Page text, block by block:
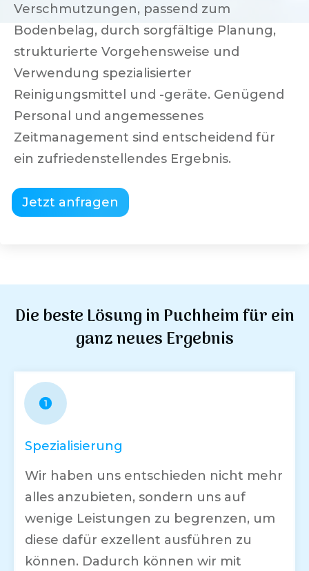
Verschmutzungen, passend zum
Bodenbelag, durch sorgfältige Planung,
strukturierte Vorgehensweise und
Verwendung spezialisierter
Reinigungsmittel und -geräte. Genügend
Personal und angemessenes
Zeitmanagement sind entscheidend für
ein zufriedenstellendes Ergebnis.
Jetzt anfragen
Die beste Lösung inPuchheimfür ein
ganz neues Ergebnis
Spezialisierung
Wir haben uns entschieden nicht mehr
alles anzubieten, sondern uns auf
wenige Leistungen zu begrenzen, um
diese dafür exzellent ausführen zu
können. Dadurch können wir mit